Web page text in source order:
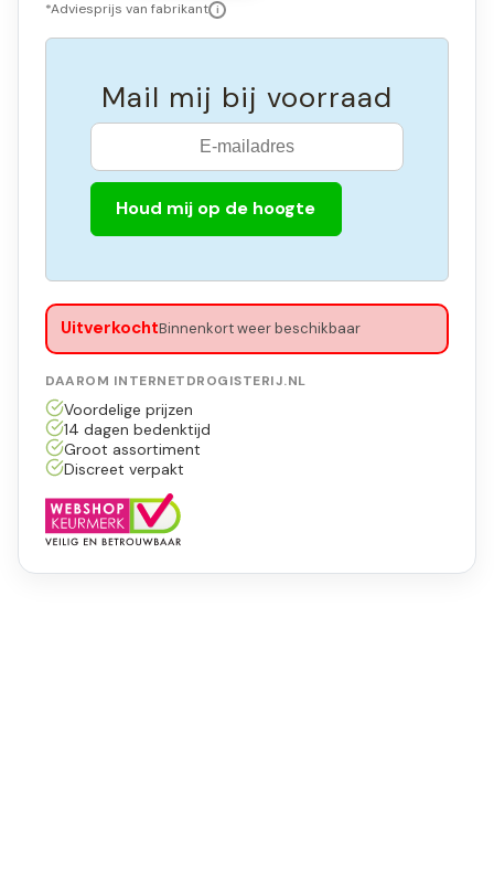
*Adviesprijs van fabrikant i
Mail mij bij voorraad
Houd mij op de hoogte
UitverkochtBinnenkort weer beschikbaar
DAAROM INTERNETDROGISTERIJ.NL
Voordelige prijzen
14 dagen bedenktijd
Groot assortiment
Discreet verpakt